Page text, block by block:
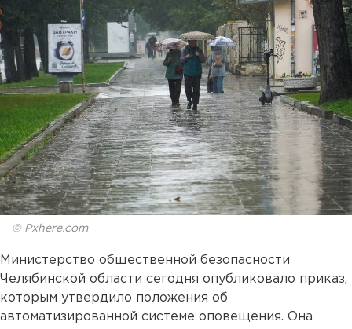
© Pxhere.com
Министерство общественной безопасности
Челябинской области сегодня опубликовало приказ,
которым утвердило положения об
автоматизированной системе оповещения. Она